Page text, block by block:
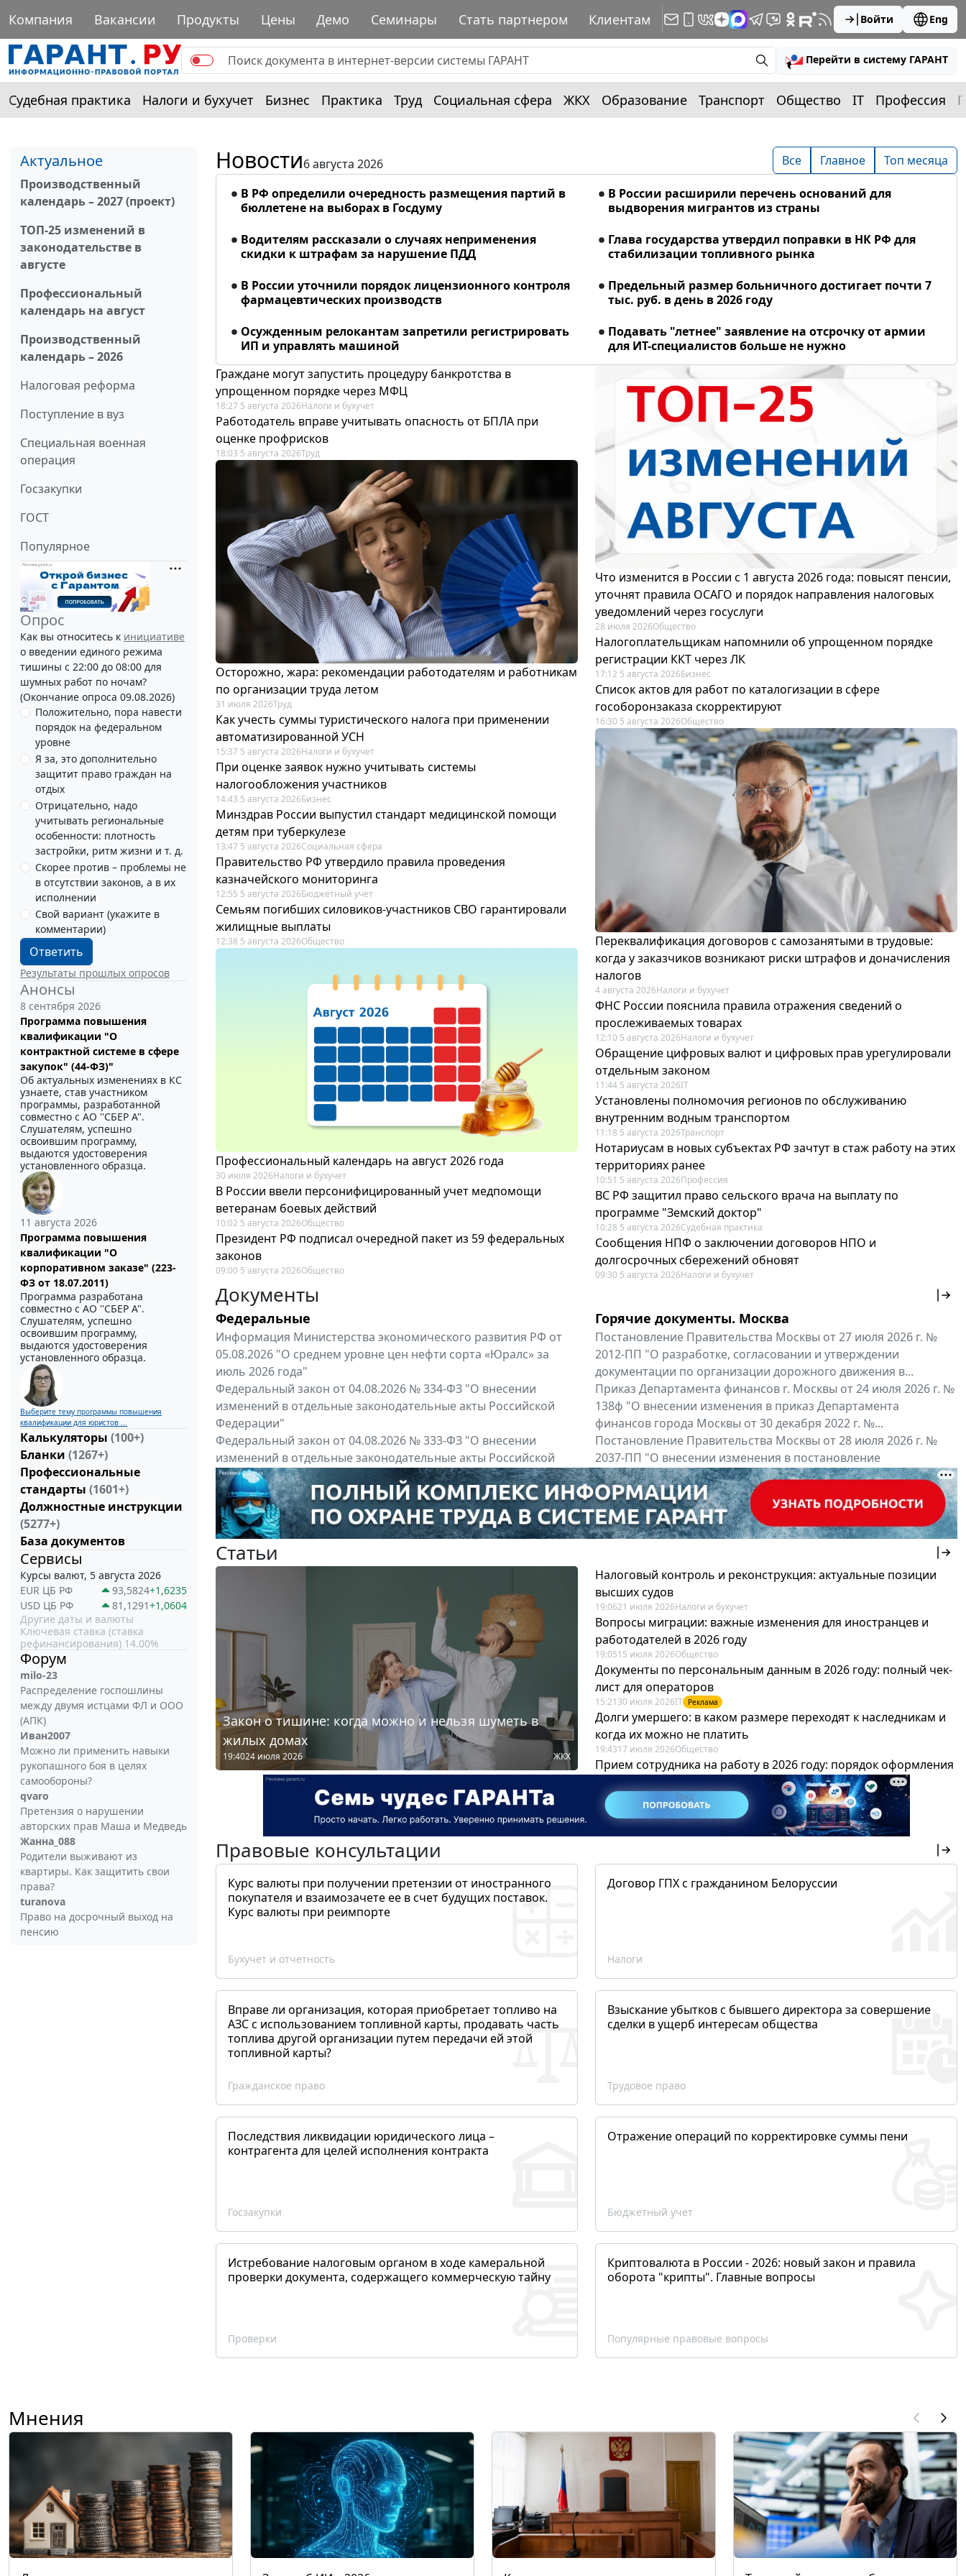
Компания Вакансии Продукты Цены Демо Семинары Стать партнером Клиентам Войти Eng
Перейти в систему ГАРАНТ
Судебная практика Налоги и бухучет Бизнес Практика Труд Социальная сфера ЖКХ Образование Транспорт Общество IT Профессия
Актуальное
Производственный
календарь – 2027 (проект)
ТОП-25 изменений в
законодательстве в
августе
Профессиональный
календарь на август
Производственный
календарь – 2026
Налоговая реформа
Поступление в вуз
Специальная военная
операция
Госзакупки
ГОСТ
Популярное
Опрос
Как вы относитесь к инициативе
о введении единого режима
тишины с 22:00 до 08:00 для
шумных работ по ночам?
(Окончание опроса 09.08.2026)
Положительно, пора навести
порядок на федеральном
уровне
Я за, это дополнительно
защитит право граждан на
отдых
Отрицательно, надо
учитывать региональные
особенности: плотность
застройки, ритм жизни и т. д.
Скорее против – проблемы не
в отсутствии законов, а в их
исполнении
Свой вариант (укажите в
комментарии)
Ответить
Результаты прошлых опросов
Анонсы
8 сентября 2026
Программа повышения
квалификации "О
контрактной системе в сфере
закупок" (44-ФЗ)"
Об актуальных изменениях в КС
узнаете, став участником
программы, разработанной
совместно с АО ''СБЕР А".
Слушателям, успешно
освоившим программу,
выдаются удостоверения
установленного образца.
11 августа 2026
Программа повышения
квалификации "О
корпоративном заказе" (223-
ФЗ от 18.07.2011)
Программа разработана
совместно с АО ''СБЕР А".
Слушателям, успешно
освоившим программу,
выдаются удостоверения
установленного образца.
Выберите тему программы повышения
квалификации для юристов ...
Калькуляторы (100+)
Бланки (1267+)
Профессиональные
стандарты (1601+)
Должностные инструкции
(5277+)
База документов
Сервисы
Курсы валют, 5 августа 2026
EUR ЦБ РФ
93,5824+1,6235
USD ЦБ РФ
81,1291+1,0604
Другие даты и валюты
Ключевая ставка (ставка
рефинансирования) 14.00%
Форум
milo-23
Распределение госпошлины
между двумя истцами ФЛ и ООО
(АПК)
Иван2007
Можно ли применить навыки
рукопашного боя в целях
самообороны?
qvaro
Претензия о нарушении
авторских прав Маша и Медведь
Жанна_088
Родители выживают из
квартиры. Как защитить свои
права?
turanova
Право на досрочный выход на
пенсию
Новости6 августа 2026 Все Главное Топ месяца
В РФ определили очередность размещения партий в
бюллетене на выборах в Госдуму
В России расширили перечень оснований для
выдворения мигрантов из страны
Водителям рассказали о случаях неприменения
скидки к штрафам за нарушение ПДД
Глава государства утвердил поправки в НК РФ для
стабилизации топливного рынка
В России уточнили порядок лицензионного контроля
фармацевтических производств
Предельный размер больничного достигает почти 7
тыс. руб. в день в 2026 году
Осужденным релокантам запретили регистрировать
ИП и управлять машиной
Подавать "летнее" заявление на отсрочку от армии
для ИТ-специалистов больше не нужно
Граждане могут запустить процедуру банкротства в
упрощенном порядке через МФЦ
18:27 5 августа 2026Налоги и бухучет
Работодатель вправе учитывать опасность от БПЛА при
оценке профрисков
18:03 5 августа 2026Труд
Осторожно, жара: рекомендации работодателям и работникам
по организации труда летом
31 июля 2026Труд
Как учесть суммы туристического налога при применении
автоматизированной УСН
15:37 5 августа 2026Налоги и бухучет
При оценке заявок нужно учитывать системы
налогообложения участников
14:43 5 августа 2026Бизнес
Минздрав России выпустил стандарт медицинской помощи
детям при туберкулезе
13:47 5 августа 2026Социальная сфера
Правительство РФ утвердило правила проведения
казначейского мониторинга
12:55 5 августа 2026Бюджетный учет
Семьям погибших силовиков-участников СВО гарантировали
жилищные выплаты
12:38 5 августа 2026Общество
Профессиональный календарь на август 2026 года
30 июля 2026Налоги и бухучет
В России ввели персонифицированный учет медпомощи
ветеранам боевых действий
10:02 5 августа 2026Общество
Президент РФ подписал очередной пакет из 59 федеральных
законов
09:00 5 августа 2026Общество
Что изменится в России с 1 августа 2026 года: повысят пенсии,
уточнят правила ОСАГО и порядок направления налоговых
уведомлений через госуслуги
28 июля 2026Общество
Налогоплательщикам напомнили об упрощенном порядке
регистрации ККТ через ЛК
17:12 5 августа 2026Бизнес
Список актов для работ по каталогизации в сфере
гособоронзаказа скорректируют
16:30 5 августа 2026Общество
Переквалификация договоров с самозанятыми в трудовые:
когда у заказчиков возникают риски штрафов и доначисления
налогов
4 августа 2026Налоги и бухучет
ФНС России пояснила правила отражения сведений о
прослеживаемых товарах
12:10 5 августа 2026Налоги и бухучет
Обращение цифровых валют и цифровых прав урегулировали
отдельным законом
11:44 5 августа 2026IT
Установлены полномочия регионов по обслуживанию
внутренним водным транспортом
11:18 5 августа 2026Транспорт
Нотариусам в новых субъектах РФ зачтут в стаж работу на этих
территориях ранее
10:51 5 августа 2026Профессия
ВС РФ защитил право сельского врача на выплату по
программе "Земский доктор"
10:28 5 августа 2026Судебная практика
Сообщения НПФ о заключении договоров НПО и
долгосрочных сбережений обновят
09:30 5 августа 2026Налоги и бухучет
Документы
Федеральные
Информация Министерства экономического развития РФ от
05.08.2026 "О среднем уровне цен нефти сорта «Юралс» за
июль 2026 года"
Федеральный закон от 04.08.2026 № 334-ФЗ "О внесении
изменений в отдельные законодательные акты Российской
Федерации"
Федеральный закон от 04.08.2026 № 333-ФЗ "О внесении
изменений в отдельные законодательные акты Российской
Федерации"
Все федеральные документы
Горячие документы. Москва
Постановление Правительства Москвы от 27 июля 2026 г. №
2012-ПП "О разработке, согласовании и утверждении
документации по организации дорожного движения в...
Приказ Департамента финансов г. Москвы от 24 июля 2026 г. №
138ф "О внесении изменения в приказ Департамента
финансов города Москвы от 30 декабря 2022 г. №...
Постановление Правительства Москвы от 28 июля 2026 г. №
2037-ПП "О внесении изменения в постановление
Правительства Москвы от 26 июля 2011 г. № 334-ПП"
Все региональные документы Мой регион ...
Статьи
Закон о тишине: когда можно и нельзя шуметь в
жилых домах
19:4024 июля 2026 ЖКХ
Налоговый контроль и реконструкция: актуальные позиции
высших судов
19:0621 июля 2026Налоги и бухучет
Вопросы миграции: важные изменения для иностранцев и
работодателей в 2026 году
19:0515 июля 2026Общество
Документы по персональным данным в 2026 году: полный чек-
лист для операторов
15:21 30 июля 2026IT Реклама
Долги умершего: в каком размере переходят к наследникам и
когда их можно не платить
19:4317 июля 2026Общество
Прием сотрудника на работу в 2026 году: порядок оформления
для кадровика и бухгалтера
12:28 Труд
Правовые консультации
Курс валюты при получении претензии от иностранного
покупателя и взаимозачете ее в счет будущих поставок.
Курс валюты при реимпорте
Бухучет и отчетность
Договор ГПХ с гражданином Белоруссии
Налоги
Вправе ли организация, которая приобретает топливо на
АЗС с использованием топливной карты, продавать часть
топлива другой организации путем передачи ей этой
топливной карты?
Гражданское право
Взыскание убытков с бывшего директора за совершение
сделки в ущерб интересам общества
Трудовое право
Последствия ликвидации юридического лица –
контрагента для целей исполнения контракта
Госзакупки
Отражение операций по корректировке суммы пени
Бюджетный учет
Истребование налоговым органом в ходе камеральной
проверки документа, содержащего коммерческую тайну
Проверки
Криптовалюта в России - 2026: новый закон и правила
оборота "крипты". Главные вопросы
Популярные правовые вопросы
Мнения